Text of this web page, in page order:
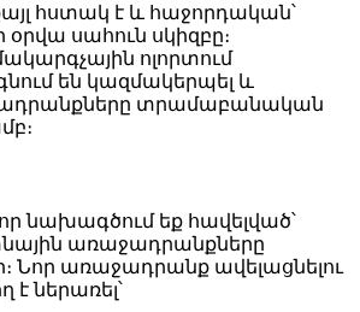
հստակ է և հաջորդական՝
սահուն սկիզբը։
ոլորտում
են կազմակերպել և
տրամաբանական
նախագծում եք հավելված՝
առաջադրանքները
Նոր առաջադրանք ավելացնելու
է ներառել՝